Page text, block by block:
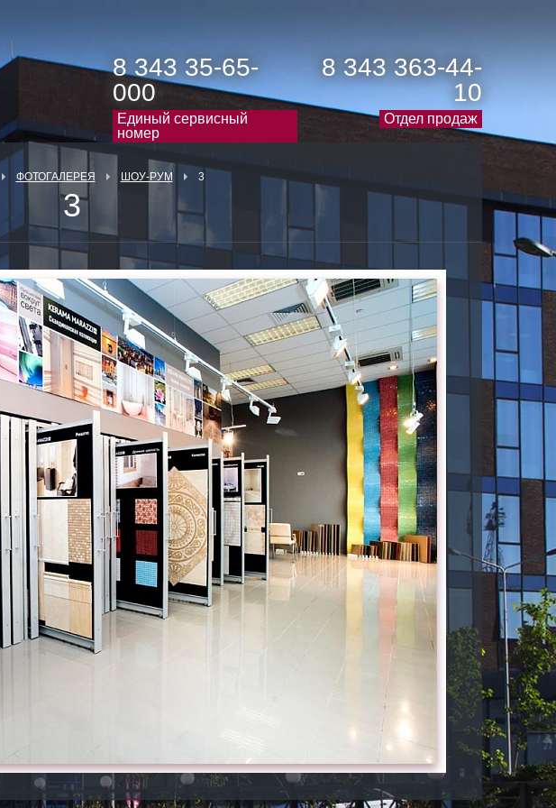
8 343 35-65-
000
Единый сервисный
номер
8 343 363-44-
10
Отдел продаж
ФОТОГАЛЕРЕЯ ШОУ-РУМ 3
3